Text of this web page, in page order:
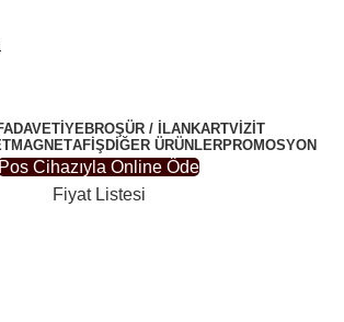
DAVETIYEBROŞÜR / İLANKARTVIZIT
MAGNETAFIŞDIĞER ÜRÜNLERPROMOSYON
Cihazıyla Online Öde
Fiyat Listesi